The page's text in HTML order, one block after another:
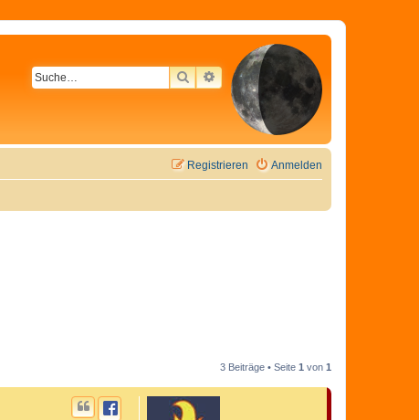
SUCHEERWEITERTE SUCHE
Anmelden
Registrieren
3 Beiträge • Seite 1 von 1